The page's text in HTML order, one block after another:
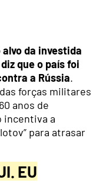
da investida
que o país foi
a Rússia.
forças militares
anos de
incentiva a
para atrasar
EU